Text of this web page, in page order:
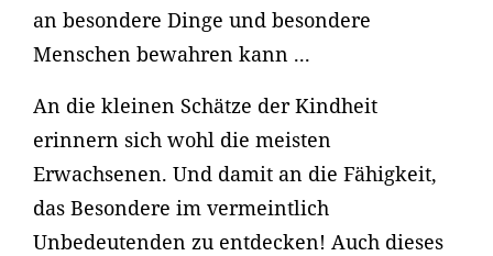
an besondere Dinge und besondere
Menschen bewahren kann ...
An die kleinen Schätze der Kindheit
erinnern sich wohl die meisten
Erwachsenen. Und damit an die Fähigkeit,
das Besondere im vermeintlich
Unbedeutenden zu entdecken! Auch dieses